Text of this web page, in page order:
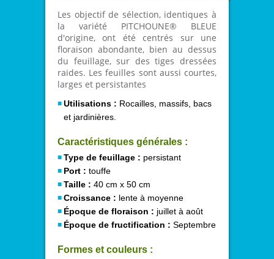
Les objectif de sélection, identiques à
la variété PITCHOUNE® BLEUE
d'origine, ont été centrés sur une
floraison abondante, bien au dessus
du feuillage, sur des tiges dressées
raides. Les feuilles sont aussi courtes,
larges et persistantes
Utilisations : Rocailles, massifs, bacs
et jardinières.
Caractéristiques générales :
Type de feuillage : persistant
Port : touffe
Taille : 40 cm x 50 cm
Croissance : lente à moyenne
Époque de floraison : juillet à août
Époque de fructification : Septembre
Formes et couleurs :